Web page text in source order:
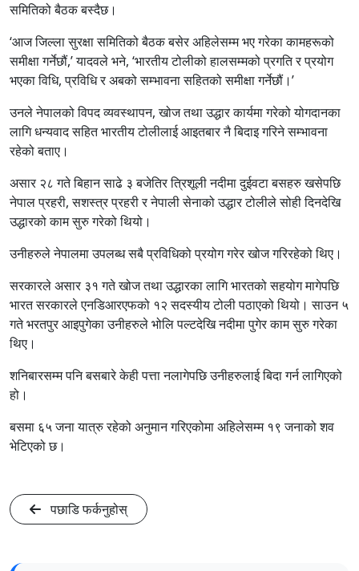
समितिको बैठक बस्दैछ।
‘आज जिल्ला सुरक्षा समितिको बैठक बसेर अहिलेसम्म भए गरेका कामहरूको
समीक्षा गर्नेछौं,’ यादवले भने, ‘भारतीय टोलीको हालसम्मको प्रगति र प्रयोग
भएका विधि, प्रविधि र अबको सम्भावना सहितको समीक्षा गर्नेछौं।’
उनले नेपालको विपद व्यवस्थापन, खोज तथा उद्धार कार्यमा गरेको योगदानका
लागि धन्यवाद सहित भारतीय टोलीलाई आइतबार नै बिदाइ गरिने सम्भावना
रहेको बताए।
असार २८ गते बिहान साढे ३ बजेतिर त्रिशूली नदीमा दुईवटा बसहरु खसेपछि
नेपाल प्रहरी, सशस्त्र प्रहरी र नेपाली सेनाको उद्धार टोलीले सोही दिनदेखि
उद्धारको काम सुरु गरेको थियो।
उनीहरुले नेपालमा उपलब्ध सबै प्रविधिको प्रयोग गरेर खोज गरिरहेको थिए।
सरकारले असार ३१ गते खोज तथा उद्धारका लागि भारतको सहयोग मागेपछि
भारत सरकारले एनडिआरएफको १२ सदस्यीय टोली पठाएको थियो। साउन ५
गते भरतपुर आइपुगेका उनीहरुले भोलि पल्टदेखि नदीमा पुगेर काम सुरु गरेका
थिए।
शनिबारसम्म पनि बसबारे केही पत्ता नलागेपछि उनीहरुलाई बिदा गर्न लागिएको
हो।
बसमा ६५ जना यात्रु रहेको अनुमान गरिएकोमा अहिलेसम्म १९ जनाको शव
भेटिएको छ।
पछाडि फर्कनुहोस्